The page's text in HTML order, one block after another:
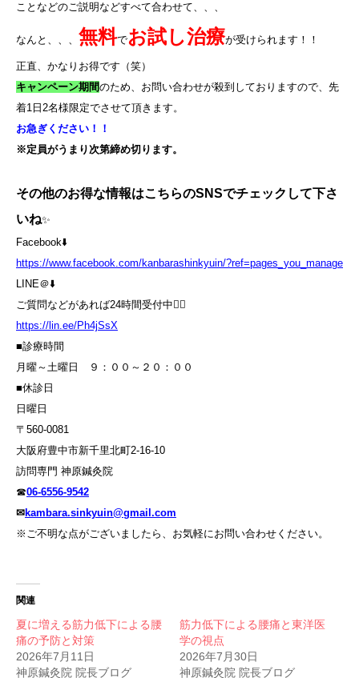
ことなどのご説明などすべて合わせて、、、
なんと、、、 無料でお試し治療が受けられます！！
正直、かなりお得です（笑）
キャンペーン期間のため、お問い合わせが殺到しておりますので、先
着1 日 2名様限定でさせて頂きます。
お急ぎください！！
※定員がうまり次第締め切ります。
その他のお得な情報はこちらのSNSでチェックして下さ
いね✨
Facebook⬇️
https://www.facebook.com/kanbarashinkyuin/?ref=pages_you_manage
LINE＠⬇️
ご質問などがあれば24時間受付中💁‍♀️
https://lin.ee/Ph4jSsX
■診療時間
月曜～土曜日 ９：００～２０：００
■休診日
日曜日
〒560-0081
大阪府豊中市新千里北町2-16-10
訪問専門 神原鍼灸院
☎06-6556-9542
✉kambara.sinkyuin@gmail.com
※ご不明な点がございましたら、お気軽にお問い合わせください。
関連
夏に増える筋力低下による腰
痛の予防と対策
2026年7月11日
神原鍼灸院 院長ブログ
筋力低下による腰痛と東洋医
学の視点
2026年7月30日
神原鍼灸院 院長ブログ